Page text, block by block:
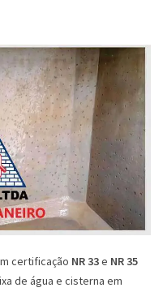
certificação NR 33e NR 35
de água e cisterna em